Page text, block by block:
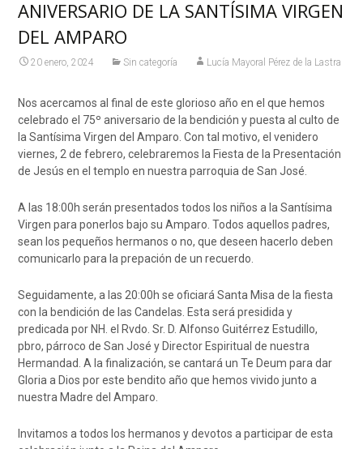
ANIVERSARIO DE LA SANTÍSIMA VIRGEN
DEL AMPARO
20 enero, 2024 Sin categoría Lucía Mayoral Pérez de la Lastra
Nos acercamos al final de este glorioso año en el que hemos
celebrado el 75º aniversario de la bendición y puesta al culto de
la Santísima Virgen del Amparo. Con tal motivo, el venidero
viernes, 2 de febrero, celebraremos la Fiesta de la Presentación
de Jesús en el templo en nuestra parroquia de San José.
A las 18:00h serán presentados todos los niños a la Santísima
Virgen para ponerlos bajo su Amparo. Todos aquellos padres,
sean los pequeños hermanos o no, que deseen hacerlo deben
comunicarlo para la prepación de un recuerdo.
Seguidamente, a las 20:00h se oficiará Santa Misa de la fiesta
con la bendición de las Candelas. Esta será presidida y
predicada por NH. el Rvdo. Sr. D. Alfonso Guitérrez Estudillo,
pbro, párroco de San José y Director Espiritual de nuestra
Hermandad. A la finalización, se cantará un Te Deum para dar
Gloria a Dios por este bendito año que hemos vivido junto a
nuestra Madre del Amparo.
Invitamos a todos los hermanos y devotos a participar de esta